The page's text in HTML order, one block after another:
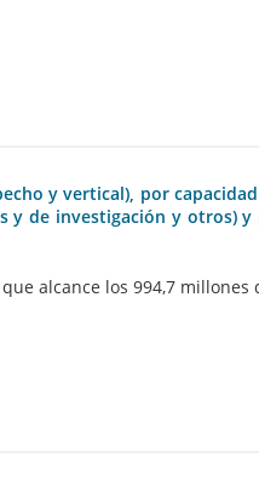
y vertical), por
y de investigación y otros)
alcance los 994,7 millones